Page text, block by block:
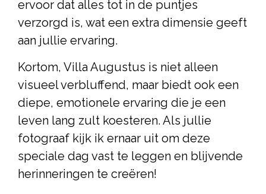
ervoor dat alles tot in de puntjes
verzorgd is, wat een extra dimensie geeft
aan jullie ervaring.
Kortom, Villa Augustus is niet alleen
visueel verbluffend, maar biedt ook een
diepe, emotionele ervaring die je een
leven lang zult koesteren. Als jullie
fotograaf kijk ik ernaar uit om deze
speciale dag vast te leggen en blijvende
herinneringen te creëren!